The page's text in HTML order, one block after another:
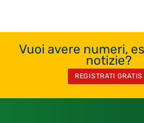
Vuoi avere numeri,
notizie?
REGISTRATI GRATIS